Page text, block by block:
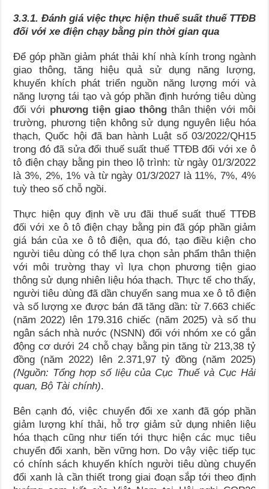
3.3.1. Đánh giá việc thực hiện thuế suất thuế TTĐB
đối với xe điện chạy bằng pin thời gian qua
Để góp phần giảm phát thải khí nhà kính trong ngành
giao thông, tăng hiệu quả sử dụng năng lượng,
khuyến khích phát triển nguồn năng lượng mới và
năng lượng tái tạo và góp phần định hướng tiêu dùng
đối với phương tiện giao thông thân thiện với môi
trường, phương tiện không sử dụng nguyên liệu hóa
thạch, Quốc hội đã ban hành Luật số 03/2022/QH15
trong đó đã sửa đổi thuế suất thuế TTĐB đối với xe ô
tô điện chạy bằng pin theo lộ trình: từ ngày 01/3/2022
là 3%, 2%, 1% và từ ngày 01/3/2027 là 11%, 7%, 4%
tuỳ theo số chỗ ngồi.
Thực hiện quy định về ưu đãi thuế suất thuế TTĐB
đối với xe ô tô điện chạy bằng pin đã góp phần giảm
giá bán của xe ô tô điện, qua đó, tạo điều kiện cho
người tiêu dùng có thể lựa chọn sản phẩm thân thiện
với môi trường thay vì lựa chọn phương tiện giao
thông sử dụng nhiên liệu hóa thạch. Thực tế cho thấy,
người tiêu dùng đã dần chuyển sang mua xe ô tô điện
và số lượng xe được bán đã tăng dần: từ 7.663 chiếc
(năm 2022) lên 179.316 chiếc (năm 2025) và số thu
ngân sách nhà nước (NSNN) đối với nhóm xe có gắn
động cơ dưới 24 chỗ chạy bằng pin tăng từ 213,38 tỷ
đồng (năm 2022) lên 2.371,97 tỷ đồng (năm 2025)
(Nguồn: Tổng hợp số liệu của Cục Thuế và Cục Hải
quan, Bộ Tài chính).
Bên cạnh đó, việc chuyển đổi xe xanh đã góp phần
giảm lượng khí thải, hỗ trợ giảm sử dụng nhiên liệu
hóa thạch cũng như tiến tới thực hiện các mục tiêu
chuyển đổi xanh, bền vững hơn. Do vậy việc tiếp tục
có chính sách khuyến khích người tiêu dùng chuyển
đổi xanh là cần thiết trong giai đoạn sắp tới theo định